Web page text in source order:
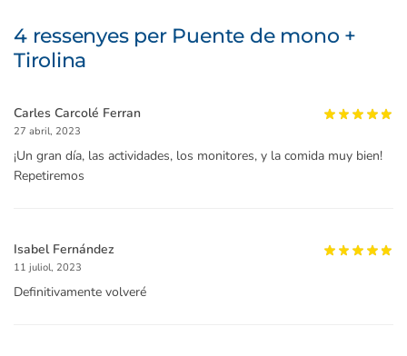
4 ressenyes per Puente de mono +
Tirolina
Carles Carcolé Ferran
27 abril, 2023
¡Un gran día, las actividades, los monitores, y la comida muy bien!
Repetiremos
Isabel Fernández
11 juliol, 2023
Definitivamente volveré